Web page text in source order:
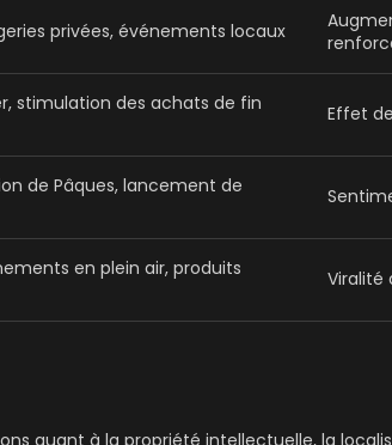
privées, événements locaux
stimulation des achats de fin
Effet
de Pâques, lancement de
en plein air, produits
Viralité